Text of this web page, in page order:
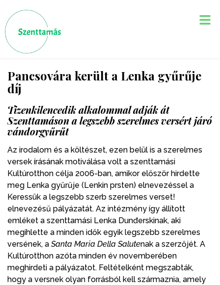
Pancsovára került a Lenka gyűrűje
díj
Tizenkilencedik alkalommal adják át
Szenttamáson a legszebb szerelmes versért járó
vándorgyűrűt
Az irodalom és a költészet, ezen belül is a szerelmes
versek írásának motiválása volt a szenttamási
Kultúrotthon célja 2006-ban, amikor először hirdette
meg Lenka gyűrűje (Lenkin prsten) elnevezéssel a
Keressük a legszebb szerb szerelmes verset!
elnevezésű pályázatát. Az intézmény így állított
emléket a szenttamási Lenka Dunđerskinak, aki
megihlette a minden idők egyik legszebb szerelmes
versének, a Santa Maria Della Salutenak a szerzőjét. A
Kultúrotthon azóta minden év novemberében
meghirdeti a pályázatot. Feltételként megszabták,
hogy a versnek olyan forrásból kell származnia, amely